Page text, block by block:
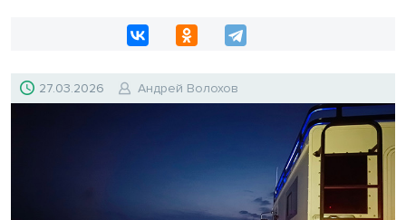
27.03.2026 Андрей Волохов